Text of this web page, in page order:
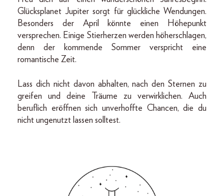
Glücksplanet Jupiter sorgt für glückliche Wendungen.
Besonders der April könnte einen Höhepunkt
versprechen. Einige Stierherzen werden höherschlagen,
denn der kommende Sommer verspricht eine
romantische Zeit.
Lass dich nicht davon abhalten, nach den Sternen zu
greifen und deine Träume zu verwirklichen. Auch
beruflich eröffnen sich unverhoffte Chancen, die du
nicht ungenutzt lassen solltest.